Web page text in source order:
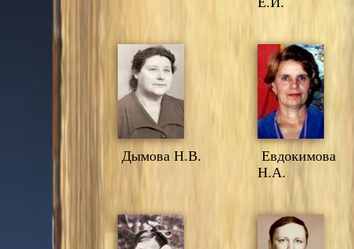
Дымова Н.В.
Евдокимова
Н.А.